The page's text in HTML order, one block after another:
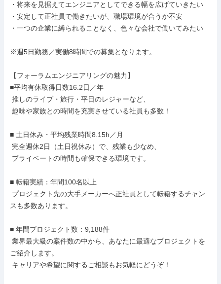
・将来を見据えてエンジニアとしてできる幅を広げていきたい
・安定して正社員で働きたいが、職場環境が合うか不安
・一つの企業に縛られることなく、色々な会社で働いてみたい
※週5日勤務／実働8時間での募集となります。
【フォーラムエンジニアリングの魅力】
■平均有休取得日数16.2日／年
■ 土日休み・平均残業時間8.15h／月
■ 転籍実績：年間100名以上
スも多数あります。
■ 年間プロジェクト数：9,188件
ご紹介します。